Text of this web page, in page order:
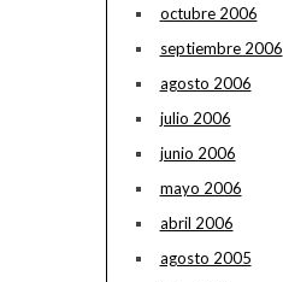
octubre 2006
septiembre 2006
agosto 2006
julio 2006
junio 2006
mayo 2006
abril 2006
agosto 2005